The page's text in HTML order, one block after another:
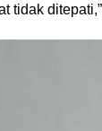
tidak